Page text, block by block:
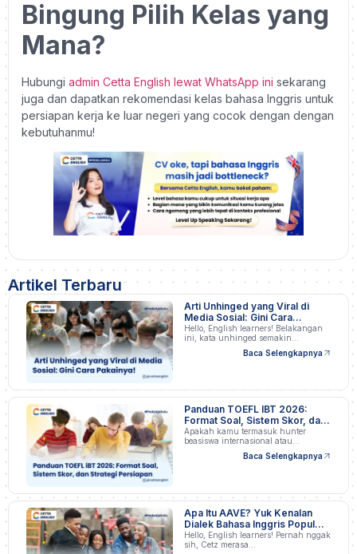
Bingung Pilih Kelas yang
Mana?
Hubungi admin Cetta English lewat WhatsApp ini sekarang
juga dan dapatkan rekomendasi kelas bahasa Inggris untuk
persiapan kerja ke luar negeri yang cocok dengan dengan
kebutuhanmu!
Artikel Terbaru
Arti Unhinged yang Viral di
Media Sosial: Gini Cara
Pakainya!
Hello, English learners! Belakangan
ini, kata unhinged semakin…
Baca Selengkapnya
Panduan TOEFL IBT 2026:
Format Soal, Sistem Skor, dan
Strategi Persiapan
Apakah kamu termasuk hunter
beasiswa internasional atau
Baca Selengkapnya
Apa Itu AAVE? Yuk Kenalan
Dialek Bahasa Inggris Populer
di Amerika
Hello, English learners! Pernah nggak
sih, Cetz merasa…